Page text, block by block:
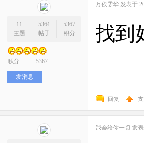
11
主题
5364
帖子
5367
积分
积分 5367
发消息
万俟雯华 发表于
找到
回复
我会给你一切 发